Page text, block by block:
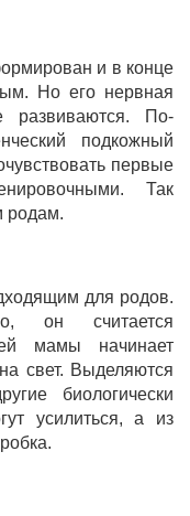
и в конце
Но его нервная
По-
подкожный
первые
Так
родам.
для родов.
он считается
мамы начинает
свет. Выделяются
биологически
усилиться, а из